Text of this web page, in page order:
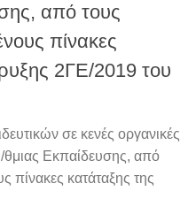
από τους
πίνακες
2ΓΕ/2019 του
σε κενές οργανικές
θμιας Εκπαίδευσης, από
πίνακες κατάταξης της